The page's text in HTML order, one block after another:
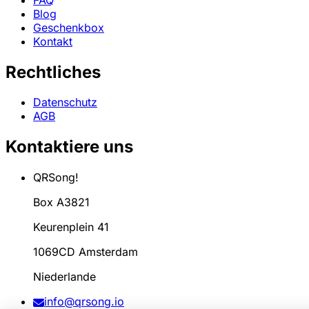
Blog
Geschenkbox
Kontakt
Rechtliches
Datenschutz
AGB
Kontaktiere uns
QRSong!
Box A3821
Keurenplein 41
1069CD Amsterdam
Niederlande
info@qrsong.io